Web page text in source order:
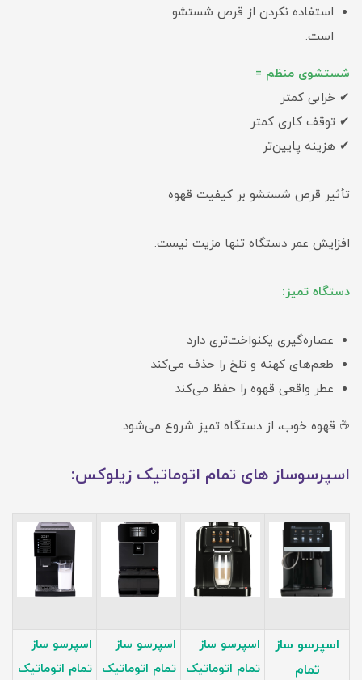
استفاده نکردن از قرص شستشو
است.
شستشوی منظم =
✔ خرابی کمتر
✔ توقف کاری کمتر
✔ هزینه پایین‌تر
تأثیر قرص شستشو بر کیفیت قهوه
افزایش عمر دستگاه تنها مزیت نیست.
دستگاه تمیز:
عصاره‌گیری یکنواخت‌تری دارد
طعم‌های کهنه و تلخ را حذف می‌کند
عطر واقعی قهوه را حفظ می‌کند
☕ قهوه خوب، از دستگاه تمیز شروع می‌شود.
اسپرسوساز های تمام اتوماتیک زیلوکس:
اسپرسو ساز
تمام
اسپرسو ساز
تمام اتوماتیک
اسپرسو ساز
تمام اتوماتیک
اسپرسو ساز
تمام اتوماتیک